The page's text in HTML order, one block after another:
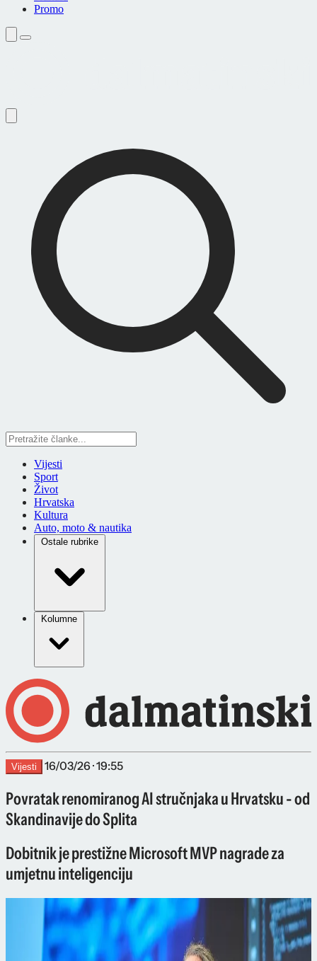
Promo
Vijesti
Sport
Život
Hrvatska
Kultura
Auto, moto & nautika
Ostale rubrike
Kolumne
Vijesti 16/03/26 · 19:55
Povratak renomiranog AI stručnjaka u Hrvatsku - od
Skandinavije do Splita
Dobitnik je prestižne Microsoft MVP nagrade za
umjetnu inteligenciju